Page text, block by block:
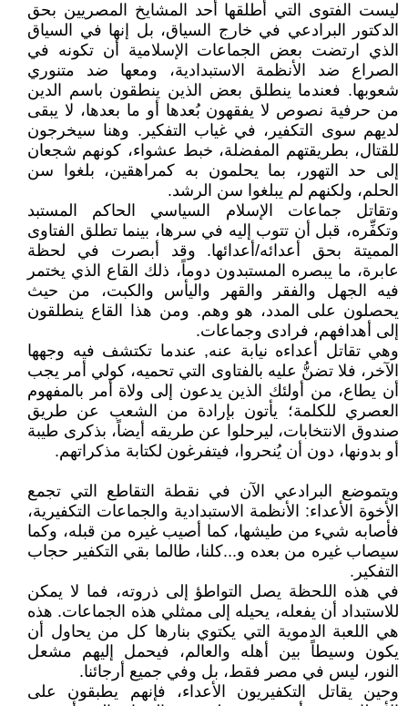
ليست الفتوى التي أطلقها أحد المشايخ المصريين بحق
الدكتور البرادعي في خارج السياق، بل إنها في السياق
الذي ارتضت بعض الجماعات الإسلامية أن تكونه في
الصراع ضد الأنظمة الاستبدادية، ومعها ضد متنوري
شعوبها. فعندما ينطلق بعض الذين ينطقون باسم الدين
من حرفية نصوص لا يفقهون بُعدها أو ما بعدها، لا يبقى
لديهم سوى التكفير، في غياب التفكير. وهنا سيخرجون
للقتال، بطريقتهم المفضلة، خبط عشواء، كونهم شجعان
إلى حد التهور، بما يحلمون به كمراهقين، بلغوا سن
الحلم، ولكنهم لم يبلغوا سن الرشد.
وتقاتل جماعات الإسلام السياسي الحاكم المستبد
وتكفِّره، قبل أن تتوب إليه في سرها، بينما تطلق الفتاوى
المميتة بحق أعدائه/أعدائها. وقد أبصرت في لحظة
عابرة، ما يبصره المستبدون دوماً، ذلك القاع الذي يختمر
فيه الجهل والفقر والقهر واليأس والكبت، من حيث
يحصلون على المدد، هو وهم. ومن هذا القاع ينطلقون
إلى أهدافهم، فرادى وجماعات.
وهي تقاتل أعداءه نيابة عنه, عندما تكتشف فيه وجهها
الآخر، فلا تضنُّ عليه بالفتاوى التي تحميه، كولي أمر يجب
أن يطاع، من أولئك الذين يدعون إلى ولاة أمر بالمفهوم
العصري للكلمة؛ يأتون بإرادة من الشعب عن طريق
صندوق الانتخابات، ليرحلوا عن طريقه أيضاً، بذكرى طيبة
أو بدونها، دون أن يُنحروا، فيتفرغون لكتابة مذكراتهم.
ويتموضع البرادعي الآن في نقطة التقاطع التي تجمع
الأخوة الأعداء: الأنظمة الاستبدادية والجماعات التكفيرية،
فأصابه شيء من طيشها، كما أصيب غيره من قبله، وكما
سيصاب غيره من بعده و...كلنا، طالما بقي التكفير حجاب
التفكير.
في هذه اللحظة يصل التواطؤ إلى ذروته، فما لا يمكن
للاستبداد أن يفعله، يحيله إلى ممثلي هذه الجماعات. هذه
هي اللعبة الدموية التي يكتوي بنارها كل من يحاول أن
يكون وسيطاً بين أهله والعالم، فيحمل إليهم مشعل
النور، ليس في مصر فقط، بل وفي جميع أرجائنا.
وحين يقاتل التكفيريون الأعداء، فإنهم يطبقون على